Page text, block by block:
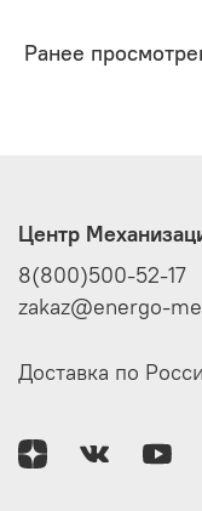
Ранее
Центр
8(800)500-52-17
zakaz@energo-
Доставка по